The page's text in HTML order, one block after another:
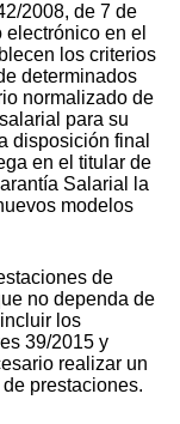
2008, de 7 de
en el
los criterios
determinados
normalizado de
para su
disposición final
en el titular de
Salarial la
modelos
de
no dependa de
los
39/2015 y
realizar un
prestaciones.